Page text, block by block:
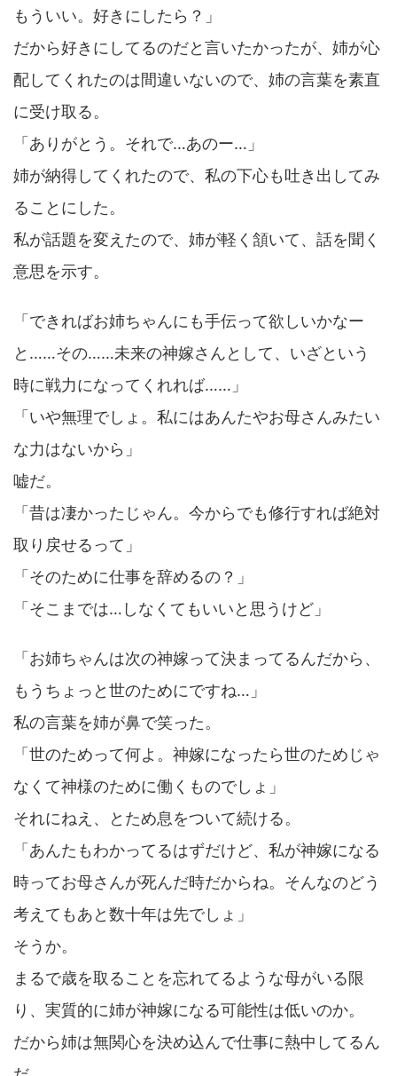
もういい。好きにしたら？」
だから好きにしてるのだと言いたかったが、姉が心
配してくれたのは間違いないので、姉の言葉を素直
に受け取る。
「ありがとう。それで…あのー…」
姉が納得してくれたので、私の下心も吐き出してみ
ることにした。
私が話題を変えたので、姉が軽く頷いて、話を聞く
意思を示す。
「できればお姉ちゃんにも手伝って欲しいかなー
と……その……未来の神嫁さんとして、いざという
時に戦力になってくれれば……」
「いや無理でしょ。私にはあんたやお母さんみたい
な力はないから」
嘘だ。
「昔は凄かったじゃん。今からでも修行すれば絶対
取り戻せるって」
「そのために仕事を辞めるの？」
「そこまでは…しなくてもいいと思うけど」
「お姉ちゃんは次の神嫁って決まってるんだから、
もうちょっと世のためにですね…」
私の言葉を姉が鼻で笑った。
「世のためって何よ。神嫁になったら世のためじゃ
なくて神様のために働くものでしょ」
それにねえ、とため息をついて続ける。
「あんたもわかってるはずだけど、私が神嫁になる
時ってお母さんが死んだ時だからね。そんなのどう
考えてもあと数十年は先でしょ」
そうか。
まるで歳を取ることを忘れてるような母がいる限
り、実質的に姉が神嫁になる可能性は低いのか。
だから姉は無関心を決め込んで仕事に熱中してるん